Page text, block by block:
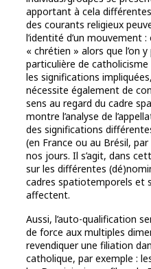
apportant à cela
des courants religieux
l’identité d’un mouvement
« chrétien » alors que l’on
particulière de
les significations
nécessite également de
sens au regard du cadre
montre l’analyse de
des significations
(en France ou au Brésil,
nos jours. Il s’agit, dans
sur les différentes
cadres spatiotemporels et
affectent.
Aussi, l’auto-qualification
de force aux multiples
revendiquer une filiation
catholique, par exemple :